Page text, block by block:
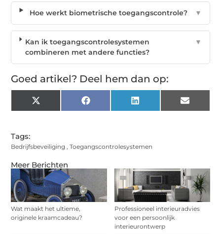
Meer Berichten
Wat maakt het ultieme,
originele kraamcadeau?
Professioneel interieuradvies
voor een persoonlijk
interieurontwerp
Hoe werkt biometrische toegangscontrole? ▼
Kan ik toegangscontrolesystemen
combineren met andere functies?
▼
Goed artikel? Deel hem dan op:
X
(Twitter)
Facebook LinkedIn Email
Tags:
Bedrijfsbeveiliging ,Toegangscontrolesystemen